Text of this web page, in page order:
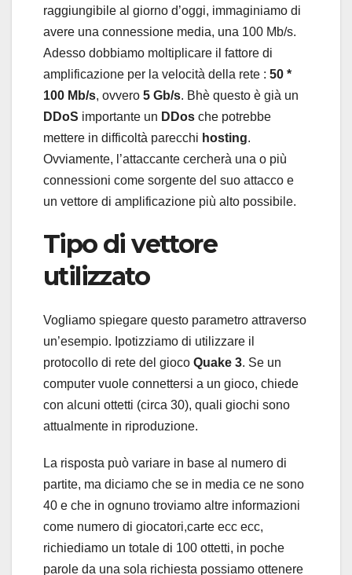
raggiungibile al giorno d’oggi, immaginiamo di
avere una connessione media, una 100 Mb/s.
Adesso dobbiamo moltiplicare il fattore di
amplificazione per la velocità della rete : 50 *
100 Mb/s, ovvero 5 Gb/s. Bhè questo è già un
DDoS importante un DDos che potrebbe
mettere in difficoltà parecchi hosting.
Ovviamente, l’attaccante cercherà una o più
connessioni come sorgente del suo attacco e
un vettore di amplificazione più alto possibile.
Tipo di vettore
utilizzato
Vogliamo spiegare questo parametro attraverso
un’esempio. Ipotizziamo di utilizzare il
protocollo di rete del gioco Quake 3. Se un
computer vuole connettersi a un gioco, chiede
con alcuni ottetti (circa 30), quali giochi sono
attualmente in riproduzione.
La risposta può variare in base al numero di
partite, ma diciamo che se in media ce ne sono
40 e che in ognuno troviamo altre informazioni
come numero di giocatori,carte ecc ecc,
richiediamo un totale di 100 ottetti, in poche
parole da una sola richiesta possiamo ottenere